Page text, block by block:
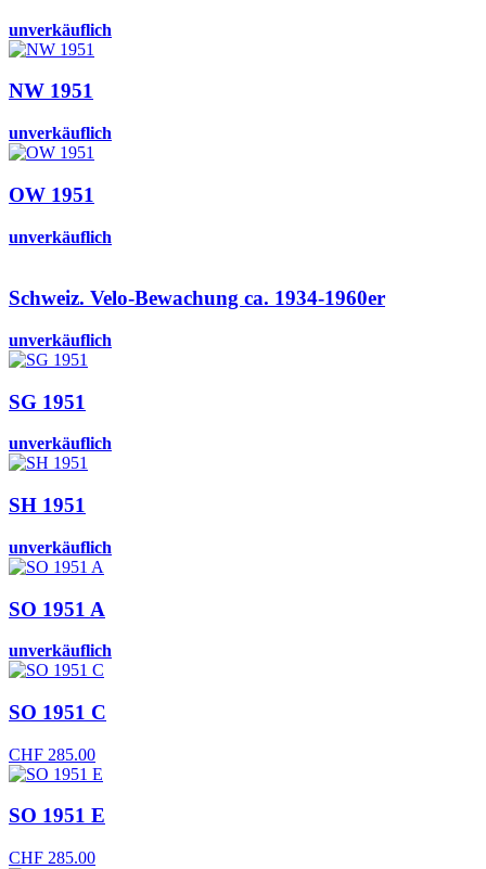
unverkäuflich
NW 1951
unverkäuflich
OW 1951
unverkäuflich
Schweiz. Velo-Bewachung ca. 1934-1960er
unverkäuflich
SG 1951
unverkäuflich
SH 1951
unverkäuflich
SO 1951 A
unverkäuflich
SO 1951 C
CHF 285.00
SO 1951 E
CHF 285.00